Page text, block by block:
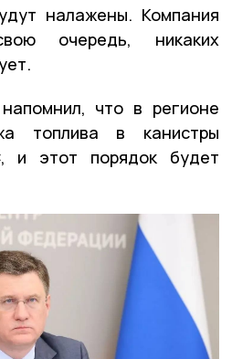
налажены. Компания
очередь, никаких
что в регионе
топлива в канистры
и этот порядок будет